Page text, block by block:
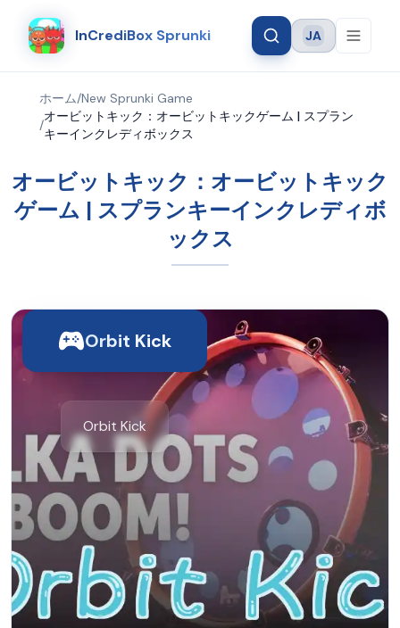
InCrediBox Sprunki Language
JA
ホーム/New Sprunki Game
/
オービットキック：オービットキックゲーム | スプラン
キーインクレディボックス
オービットキック：オービットキック
ゲーム | スプランキーインクレディボ
ックス
Orbit Kick
Orbit Kick